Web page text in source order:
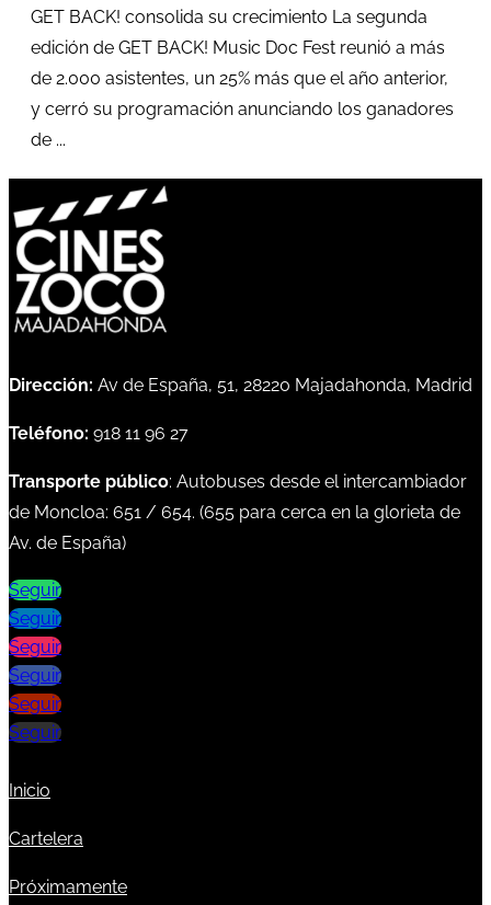
GET BACK! consolida su crecimiento La segunda
edición de GET BACK! Music Doc Fest reunió a más
de 2.000 asistentes, un 25% más que el año anterior,
y cerró su programación anunciando los ganadores
de ...
Dirección: Av de España, 51, 28220 Majadahonda, Madrid
Teléfono: 918 11 96 27
Transporte público: Autobuses desde el intercambiador
de Moncloa: 651 / 654. (655 para cerca en la glorieta de
Av. de España)
Seguir
Seguir
Seguir
Seguir
Seguir
Seguir
Inicio
Cartelera
Próximamente